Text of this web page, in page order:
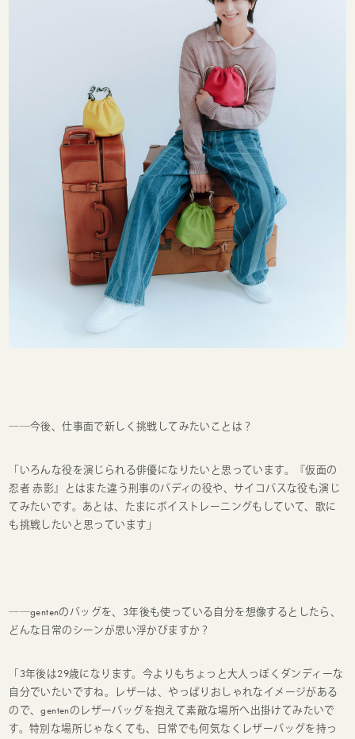
──今後、仕事面で新しく挑戦してみたいことは？
「いろんな役を演じられる俳優になりたいと思っています。『仮面の
忍者 赤影』とはまた違う刑事のバディの役や、サイコパスな役も演じ
てみたいです。あとは、たまにボイストレーニングもしていて、歌に
も挑戦したいと思っています」
──gentenのバッグを、3年後も使っている自分を想像するとしたら、
どんな日常のシーンが思い浮かびますか？
「3年後は29歳になります。今よりもちょっと大人っぽくダンディーな
自分でいたいですね。レザーは、やっぱりおしゃれなイメージがある
ので、gentenのレザーバッグを抱えて素敵な場所へ出掛けてみたいで
す。特別な場所じゃなくても、日常でも何気なくレザーバッグを持っ